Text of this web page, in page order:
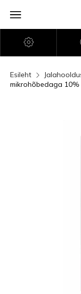
Esileht
mikrohõbedaga